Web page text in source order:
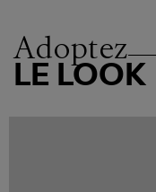
Adoptez
LE LOOK